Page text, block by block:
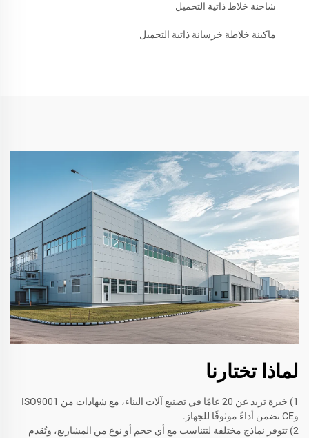
شاحنة خلاط ذاتية التحميل
ماكينة خلاطة خرسانة ذاتية التحميل
لماذا تختارنا
1) خبرة تزيد عن 20 عامًا في تصنيع آلات البناء، مع شهادات من ISO9001
وCE تضمن أداءً موثوقًا للجهاز.
2) تتوفر نماذج مختلفة لتتناسب مع أي حجم أو نوع من المشاريع، وتُقدم